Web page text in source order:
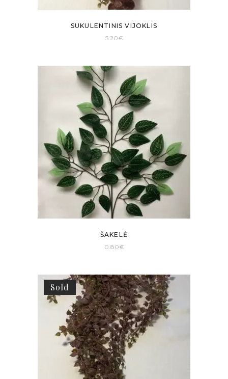
SUKULENTINIS VIJOKLIS
5.20€
ŠAKELĖ
0.80€
Sold